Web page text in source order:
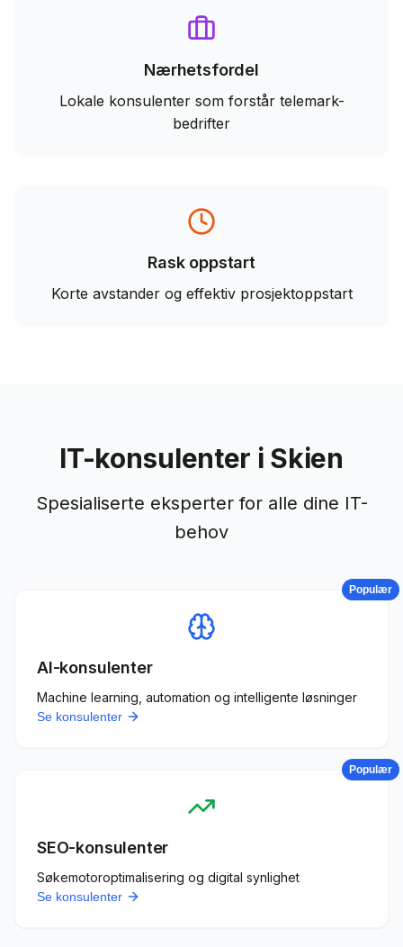
Nærhetsfordel
Lokale konsulenter som forstår telemark-
bedrifter
Rask oppstart
Korte avstander og effektiv prosjektoppstart
IT-konsulenter i Skien
Spesialiserte eksperter for alle dine IT-
behov
Populær
AI-konsulenter
Machine learning, automation og intelligente løsninger
Se konsulenter
Populær
SEO-konsulenter
Søkemotoroptimalisering og digital synlighet
Se konsulenter